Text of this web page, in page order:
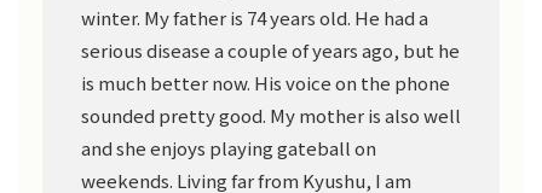
winter. My father is 74 years old. He had a
serious disease a couple of years ago, but he
is much better now. His voice on the phone
sounded pretty good. My mother is also well
and she enjoys playing gateball on
weekends. Living far from Kyushu, I am